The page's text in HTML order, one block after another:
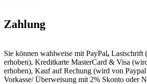
Zahlung
Sie können wahlweise mit PayPal, Lastschrift
erhoben), Kreditkarte MasterCard & Visa
erhoben), Kauf auf Rechung (wird von Paypal
Vorkasse/ Überweisung mit 2% Skonto oder